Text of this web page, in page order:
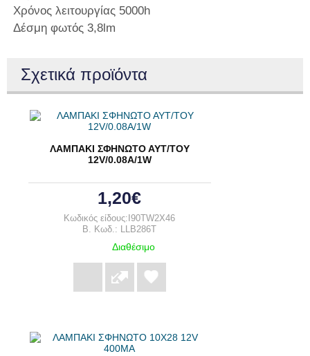
Χρόνος λειτουργίας 5000h
Δέσμη φωτός 3,8lm
Σχετικά προϊόντα
ΛΑΜΠΑΚΙ ΣΦΗΝΩΤΟ ΑΥΤ/ΤΟΥ
12V/0.08A/1W
1,20€
Κωδικός είδους:I90TW2X46
B. Κωδ.: LLB286T
Διαθέσιμο